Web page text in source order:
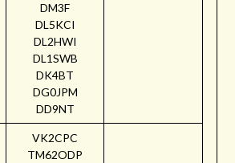
DM3F
DL5KCI
DL2HWI
DL1SWB
DK4BT
DG0JPM
DD9NT
VK2CPC
TM62ODP